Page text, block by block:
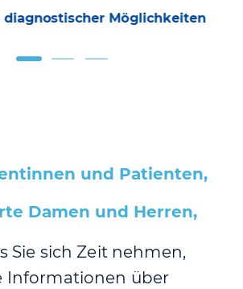
Möglichkeiten
und Patienten,
Damen und Herren,
Sie sich Zeit nehmen,
Informationen über